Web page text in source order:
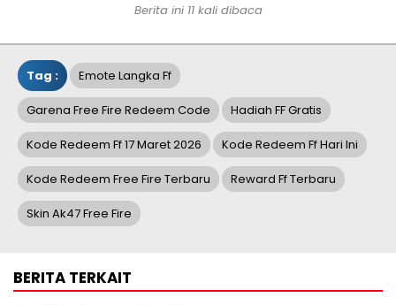
Berita ini 11 kali dibaca
Tag : Emote Langka Ff
Garena Free Fire Redeem Code Hadiah FF Gratis
Kode Redeem Ff 17 Maret 2026 Kode Redeem Ff Hari Ini
Kode Redeem Free Fire Terbaru Reward Ff Terbaru
Skin Ak47 Free Fire
BERITA TERKAIT